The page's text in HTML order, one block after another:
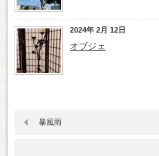
2024年 2月 12日
オブジェ
暴風雨